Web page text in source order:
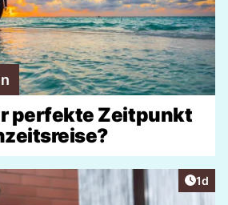
perfekte Zeitpunkt
1d